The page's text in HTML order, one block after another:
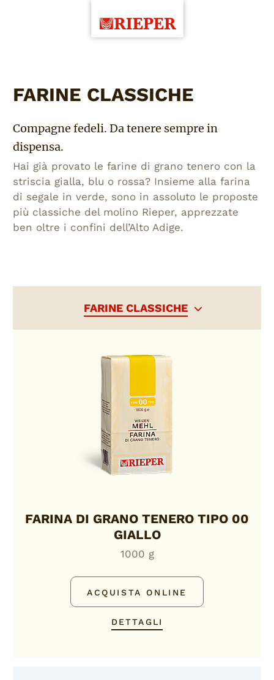
FARINE CLASSICHE
Compagne fedeli. Da tenere sempre in
dispensa.
Hai già provato le farine di grano tenero con la
striscia gialla, blu o rossa? Insieme alla farina
di segale in verde, sono in assoluto le proposte
più classiche del molino Rieper, apprezzate
ben oltre i confini dell’Alto Adige.
FARINE CLASSICHE
FARINA DI GRANO TENERO TIPO 00
GIALLO
1000 g
ACQUISTA ONLINE
DETTAGLI